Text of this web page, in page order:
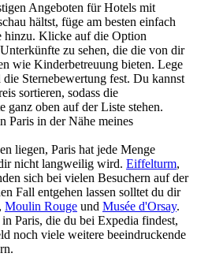
Angeboten für Hotels mit
hältst, füge am besten einfach
hinzu. Klicke auf die Option
zu sehen, die die von dir
wie Kinderbetreuung bieten. Lege
Sternebewertung fest. Du kannst
sortieren, sodass die
ganz oben auf der Liste stehen.
Paris in der Nähe meines
liegen, Paris hat jede Menge
nicht langweilig wird. Eiffelturm,
sich bei vielen Besuchern auf der
Fall entgehen lassen solltet du dir
, Moulin Rouge und Musée d'Orsay.
Paris, die du bei Expedia findest,
noch viele weitere beeindruckende